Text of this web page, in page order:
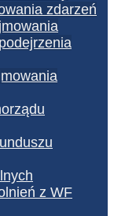
zdarzeń
z WF